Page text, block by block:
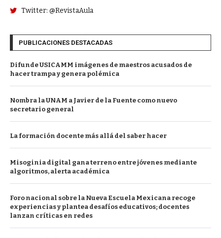
Twitter: @RevistaAula
PUBLICACIONES DESTACADAS
Difunde USICAMM imágenes de maestros acusados de
hacer trampa y genera polémica
Nombra la UNAM a Javier de la Fuente como nuevo
secretario general
La formación docente más allá del saber hacer
Misoginia digital gana terreno entre jóvenes mediante
algoritmos, alerta académica
Foro nacional sobre la Nueva Escuela Mexicana recoge
experiencias y plantea desafíos educativos; docentes
lanzan críticas en redes